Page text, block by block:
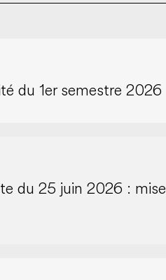
du 1er semestre 2026
du 25 juin 2026 :